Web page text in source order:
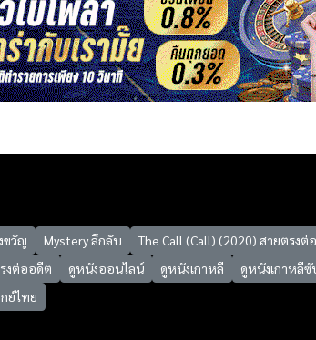
ขวัญ Mystery ลึกลับ
The Call (Call) (2020) สายตรงต่
งต่ออดีต
ดูหนังออนไลน์ ดูหนังเกาหลี ดูหนังเกาหลีซั
ย์ไทย